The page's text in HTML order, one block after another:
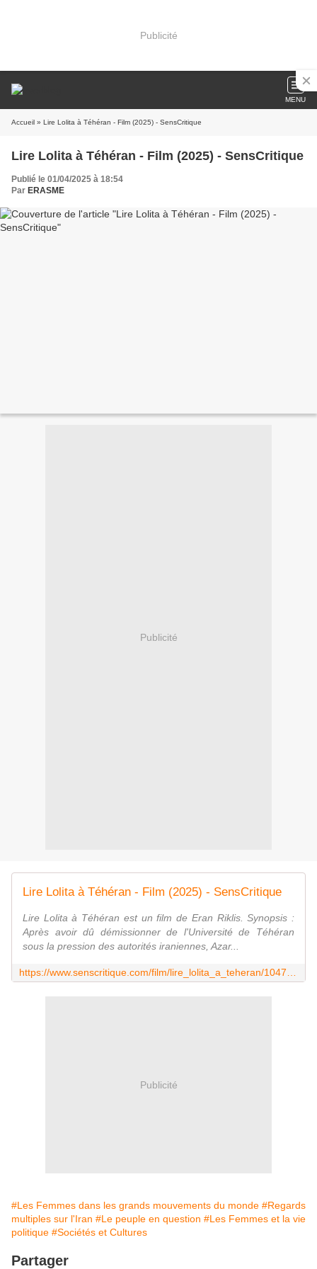
Publicité
MENU
Accueil » Lire Lolita à Téhéran - Film (2025) - SensCritique
Lire Lolita à Téhéran - Film (2025) - SensCritique
Publié le 01/04/2025 à 18:54
Par ERASME
Publicité
Lire Lolita à Téhéran - Film (2025) - SensCritique
Lire Lolita à Téhéran est un film de Eran Riklis. Synopsis :
Après avoir dû démissionner de l'Université de Téhéran
sous la pression des autorités iraniennes, Azar...
Publicité
#Les Femmes dans les grands mouvements du monde #Regards
multiples sur l'Iran #Le peuple en question #Les Femmes et la vie
politique #Sociétés et Cultures
Partager